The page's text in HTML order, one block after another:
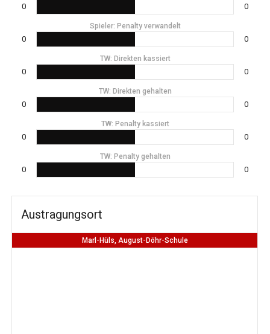
0 0
Spieler: Penalty verwandelt
0 0
TW: Direkten kassiert
0 0
TW: Direkten gehalten
0 0
TW: Penalty kassiert
0 0
TW: Penalty gehalten
0 0
Austragungsort
Marl-Hüls, August-Döhr-Schule